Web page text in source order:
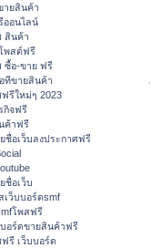
ายสินค้า
ออนไลน์
สินค้า
พสต์ฟรี
ซื้อ-ขาย ฟรี
ทีขายสินค้า
ฟรีใหม่ๆ 2023
กิจฟรี
ค้าฟรี
ชื่อเว็บลงประกาศฟรี
ชื่อเว็บ
เว็บบอร์ดsmf
โพสฟรี
บอร์ดขายสินค้าฟรี
รี เว็บบอร์ด